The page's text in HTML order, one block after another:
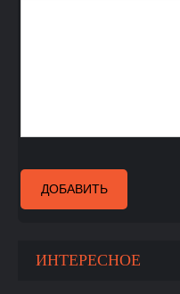
ДОБАВИТЬ
ИНТЕРЕСНОЕ